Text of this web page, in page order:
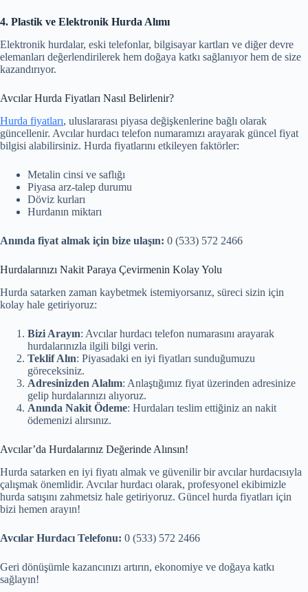
4. Plastik ve Elektronik Hurda Alımı
Elektronik hurdalar, eski telefonlar, bilgisayar kartları ve diğer devre
elemanları değerlendirilerek hem doğaya katkı sağlanıyor hem de size
kazandırıyor.
Avcılar Hurda Fiyatları Nasıl Belirlenir?
Hurda fiyatları, uluslararası piyasa değişkenlerine bağlı olarak
güncellenir. Avcılar hurdacı telefon numaramızı arayarak güncel fiyat
bilgisi alabilirsiniz. Hurda fiyatlarını etkileyen faktörler:
Metalin cinsi ve saflığı
Piyasa arz-talep durumu
Döviz kurları
Hurdanın miktarı
Anında fiyat almak için bize ulaşın: 0 (533) 572 2466
Hurdalarınızı Nakit Paraya Çevirmenin Kolay Yolu
Hurda satarken zaman kaybetmek istemiyorsanız, süreci sizin için
kolay hale getiriyoruz:
Bizi Arayın: Avcılar hurdacı telefon numarasını arayarak
hurdalarınızla ilgili bilgi verin.
Teklif Alın: Piyasadaki en iyi fiyatları sunduğumuzu
göreceksiniz.
Adresinizden Alalım: Anlaştığımız fiyat üzerinden adresinize
gelip hurdalarınızı alıyoruz.
Anında Nakit Ödeme: Hurdaları teslim ettiğiniz an nakit
ödemenizi alırsınız.
Avcılar’da Hurdalarınız Değerinde Alınsın!
Hurda satarken en iyi fiyatı almak ve güvenilir bir avcılar hurdacısıyla
çalışmak önemlidir. Avcılar hurdacı olarak, profesyonel ekibimizle
hurda satışını zahmetsiz hale getiriyoruz. Güncel hurda fiyatları için
bizi hemen arayın!
Avcılar Hurdacı Telefonu: 0 (533) 572 2466
Geri dönüşümle kazancınızı artırın, ekonomiye ve doğaya katkı
sağlayın!